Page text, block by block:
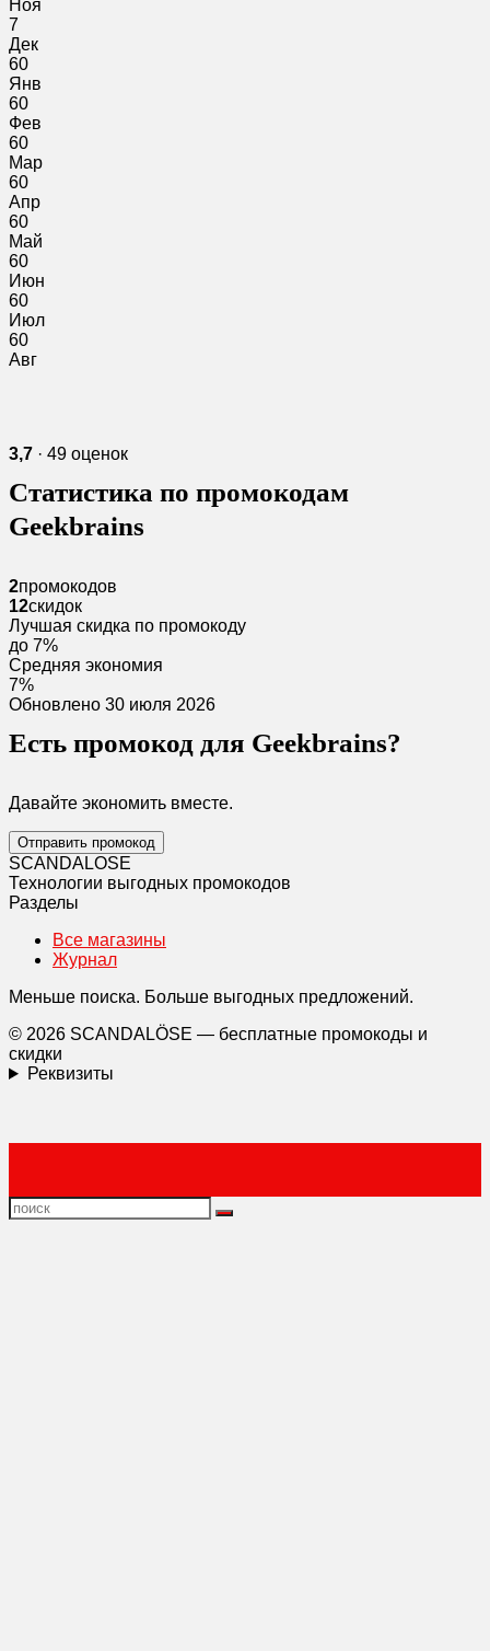
Ноя
7
Дек
60
Янв
60
Фев
60
Мар
60
Апр
60
Май
60
Июн
60
Июл
60
Авг
3,7 · 49 оценок
Статистика по промокодам
Geekbrains
2промокодов
12скидок
Лучшая скидка по промокоду
до 7%
Средняя экономия
7%
Обновлено 30 июля 2026
Есть промокод для Geekbrains?
Давайте экономить вместе.
Отправить промокод
SCANDALOSE
Технологии выгодных промокодов
Разделы
Все магазины
Журнал
Меньше поиска. Больше выгодных предложений.
© 2026 SCANDALÖSE — бесплатные промокоды и
скидки
Реквизиты